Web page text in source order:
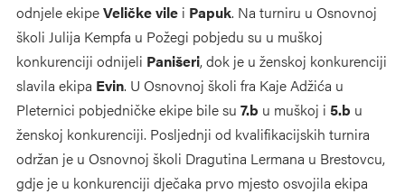
odnjele ekipeVeličke vile i Papuk. Na turniru u Osnovnoj
školi Julija Kempfa u Požegi pobjedu su u muškoj
konkurenciji odnijeli Panišeri, dok je u ženskoj konkurenciji
slavila ekipa Evin. U Osnovnoj školi fra Kaje Adžića u
Pleternici pobjedničke ekipe bile su 7.b u muškoj i 5.b u
ženskoj konkurenciji. Posljednji od kvalifikacijskih turnira
održan je u Osnovnoj školi Dragutina Lermana u Brestovcu,
gdje je u konkurenciji dječaka prvo mjesto osvojila ekipa